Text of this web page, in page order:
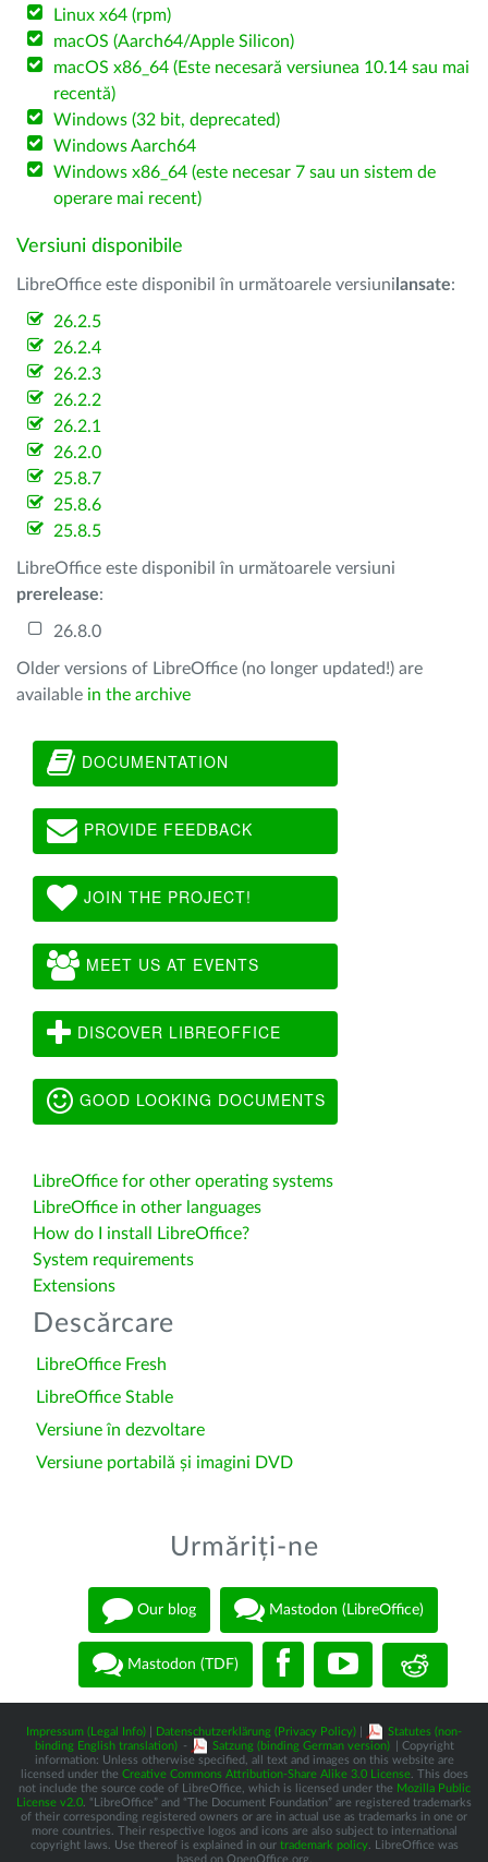
Linux x64 (rpm)
macOS (Aarch64/Apple Silicon)
macOS x86_64 (Este necesară versiunea 10.14 sau mai
recentă)
Windows (32 bit, deprecated)
Windows Aarch64
Windows x86_64 (este necesar 7 sau un sistem de
operare mai recent)
Versiuni disponibile
LibreOffice este disponibil în următoarele versiuni lansate:
26.2.5
26.2.4
26.2.3
26.2.2
26.2.1
26.2.0
25.8.7
25.8.6
25.8.5
LibreOffice este disponibil în următoarele versiuni
prerelease:
26.8.0
Older versions of LibreOffice (no longer updated!) are
available in the archive
DOCUMENTATION
PROVIDE FEEDBACK
JOIN THE PROJECT!
MEET US AT EVENTS
DISCOVER LIBREOFFICE
GOOD LOOKING DOCUMENTS
LibreOffice for other operating systems
LibreOffice in other languages
How do I install LibreOffice?
System requirements
Extensions
Descărcare
LibreOffice Fresh
LibreOffice Stable
Versiune în dezvoltare
Versiune portabilă și imagini DVD
Urmăriți-ne
Our blog Mastodon (LibreOffice)
Mastodon (TDF)
Impressum (Legal Info) Datenschutzerklärung (Privacy Policy)
Statutes (non-
binding English translation) - Satzung (binding German version)
| Copyright
information: Unless otherwise specified, all text and images on this website are
licensed under the Creative Commons Attribution-Share Alike 3.0 License. This does
not include the source code of LibreOffice, which is licensed under the Mozilla Public
License v2.0 . “LibreOffice” and “The Document Foundation” are registered trademarks
of their corresponding registered owners or are in actual use as trademarks in one or
more countries. Their respective logos and icons are also subject to international
copyright laws. Use thereof is explained in our trademark policy. LibreOffice was
based on OpenOffice.org.